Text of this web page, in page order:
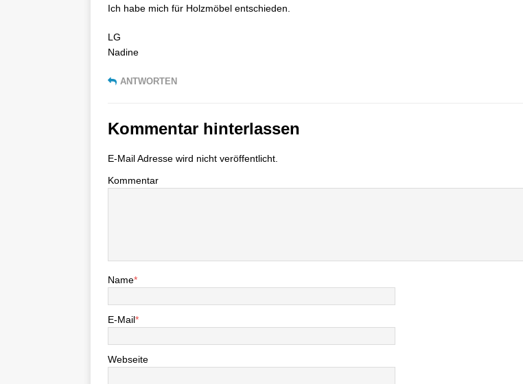
Ich habe mich für Holzmöbel entschieden.
LG
Nadine
ANTWORTEN
Kommentar hinterlassen
E-Mail Adresse wird nicht veröffentlicht.
Kommentar
Name*
E-Mail*
Webseite